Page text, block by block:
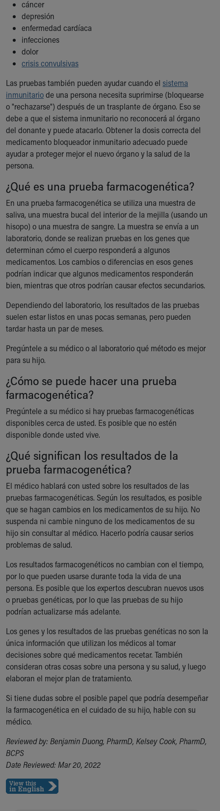
cáncer
depresión
enfermedad cardíaca
infecciones
dolor
crisis convulsivas
Las pruebas también pueden ayudar cuando el sistema
inmunitariode una persona necesita suprimirse (bloquearse
o "rechazarse") después de un trasplante de órgano. Eso se
debe a que el sistema inmunitario no reconocerá al órgano
del donante y puede atacarlo. Obtener la dosis correcta del
medicamento bloqueador inmunitario adecuado puede
ayudar a proteger mejor el nuevo órgano y la salud de la
persona.
¿Qué es una prueba farmacogenética?
En una prueba farmacogenética se utiliza una muestra de
saliva, una muestra bucal del interior de la mejilla (usando un
hisopo) o una muestra de sangre. La muestra se envía a un
laboratorio, donde se realizan pruebas en los genes que
determinan cómo el cuerpo responderá a algunos
medicamentos. Los cambios o diferencias en esos genes
podrían indicar que algunos medicamentos responderán
bien, mientras que otros podrían causar efectos secundarios.
Dependiendo del laboratorio, los resultados de las pruebas
suelen estar listos en unas pocas semanas, pero pueden
tardar hasta un par de meses.
Pregúntele a su médico o al laboratorio qué método es mejor
para su hijo.
¿Cómo se puede hacer una prueba
farmacogenética?
Pregúntele a su médico si hay pruebas farmacogenéticas
disponibles cerca de usted. Es posible que no estén
disponible donde usted vive.
¿Qué significan los resultados de la
prueba farmacogenética?
El médico hablará con usted sobre los resultados de las
pruebas farmacogenéticas. Según los resultados, es posible
que se hagan cambios en los medicamentos de su hijo. No
suspenda ni cambie ninguno de los medicamentos de su
hijo sin consultar al médico. Hacerlo podría causar serios
problemas de salud.
Los resultados farmacogenéticos no cambian con el tiempo,
por lo que pueden usarse durante toda la vida de una
persona. Es posible que los expertos descubran nuevos usos
o pruebas genéticas, por lo que las pruebas de su hijo
podrían actualizarse más adelante.
Los genes y los resultados de las pruebas genéticas no son la
única información que utilizan los médicos al tomar
decisiones sobre qué medicamentos recetar. También
consideran otras cosas sobre una persona y su salud, y luego
elaboran el mejor plan de tratamiento.
Si tiene dudas sobre el posible papel que podría desempeñar
la farmacogenética en el cuidado de su hijo, hable con su
médico.
Reviewed by: Benjamin Duong, PharmD, Kelsey Cook, PharmD,
BCPS
Date Reviewed: Mar 20, 2022